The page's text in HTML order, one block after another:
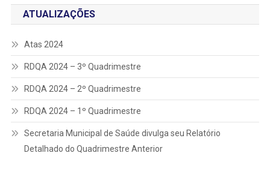
ATUALIZAÇÕES
Atas 2024
RDQA 2024 – 3º Quadrimestre
RDQA 2024 – 2º Quadrimestre
RDQA 2024 – 1º Quadrimestre
Secretaria Municipal de Saúde divulga seu Relatório
Detalhado do Quadrimestre Anterior